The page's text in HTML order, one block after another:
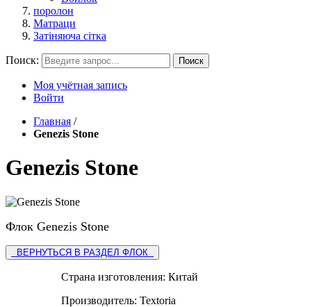
поролон
Матраци
Затіняюча сітка
Поиск: Поиск
Моя учётная запись
Войти
Главная /
Genezis Stone
Genezis Stone
Флок Genezis Stone
ВЕРНУТЬСЯ В РАЗДЕЛ ФЛОК
Страна изготовления: Китай
Производитель: Textoria